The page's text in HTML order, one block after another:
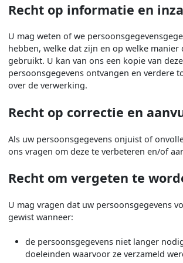
Recht op informatie en
U mag weten of we
hebben, welke dat zijn en op welke manier
gebruikt. U kan van ons een kopie van deze
persoonsgegevens ontvangen en verdere
over de verwerking.
Recht op correctie en
Als uw persoonsgegevens onjuist of
ons vragen om deze te verbeteren en/of
Recht om vergeten te
U mag vragen dat uw persoonsgegevens
gewist wanneer:
de persoonsgegevens niet langer
doeleinden waarvoor ze verzameld